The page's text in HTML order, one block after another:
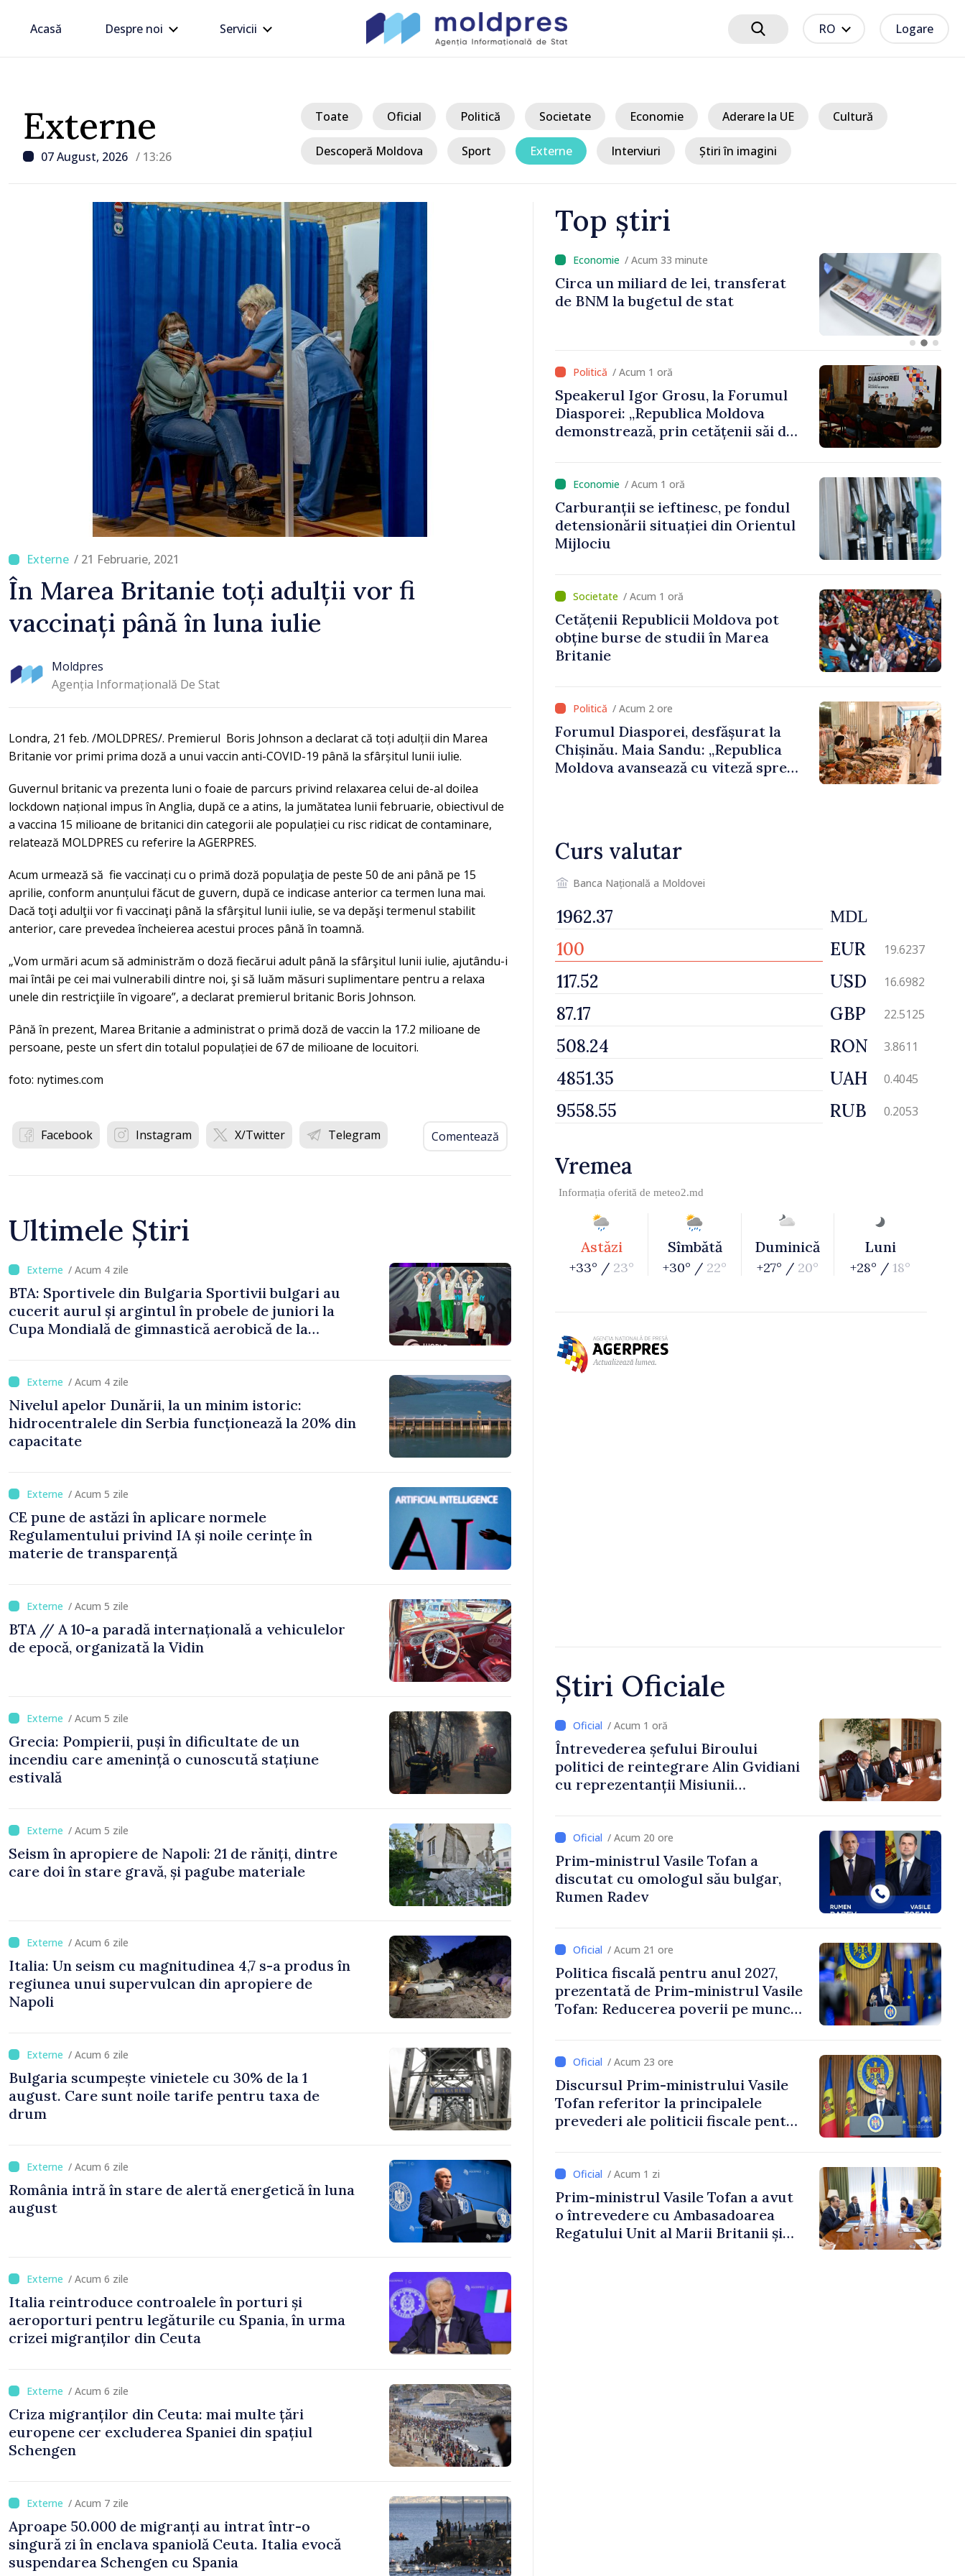
Acasă Despre noi Servicii RO Logare
Externe
07 August, 2026 / 13:26
Toate Oficial Politică Societate Economie Aderare la UE Cultură
Descoperă Moldova Sport Externe Interviuri Știri în imagini
/ 21 Februarie, 2021
În Marea Britanie toți adulții vor fi
vaccinați până în luna iulie
Moldpres
Agenția Informațională De Stat
Londra, 21 feb. /MOLDPRES/. Premierul Boris Johnson a declarat că toți adulții din Marea
Britanie vor primi prima doză a unui vaccin anti-COVID-19 până la sfârșitul lunii iulie.
Guvernul britanic va prezenta luni o foaie de parcurs privind relaxarea celui de-al doilea
lockdown național impus în Anglia, după ce a atins, la jumătatea lunii februarie, obiectivul de
a vaccina 15 milioane de britanici din categorii ale populației cu risc ridicat de contaminare,
relatează MOLDPRES cu referire la AGERPRES.
Acum urmează să fie vaccinați cu o primă doză populaţia de peste 50 de ani până pe 15
aprilie, conform anunțului făcut de guvern, după ce indicase anterior ca termen luna mai.
Dacă toţi adulţii vor fi vaccinaţi până la sfârşitul lunii iulie, se va depăşi termenul stabilit
anterior, care prevedea încheierea acestui proces până în toamnă.
„Vom urmări acum să administrăm o doză fiecărui adult până la sfârşitul lunii iulie, ajutându-i
mai întâi pe cei mai vulnerabili dintre noi, şi să luăm măsuri suplimentare pentru a relaxa
unele din restricţiile în vigoare”, a declarat premierul britanic Boris Johnson.
Până în prezent, Marea Britanie a administrat o primă doză de vaccin la 17.2 milioane de
persoane, peste un sfert din totalul populației de 67 de milioane de locuitori.
foto: nytimes.com
Facebook Instagram X/Twitter Telegram Comentează
Ultimele Știri
/ Acum 4 zile
BTA: Sportivele din Bulgaria Sportivii bulgari au
cucerit aurul și argintul în probele de juniori la
Cupa Mondială de gimnastică aerobică de la
/ Acum 4 zile
Nivelul apelor Dunării, la un minim istoric:
hidrocentralele din Serbia funcționează la 20% din
capacitate
/ Acum 5 zile
CE pune de astăzi în aplicare normele
Regulamentului privind IA și noile cerințe în
materie de transparență
/ Acum 5 zile
BTA // A 10-a paradă internațională a vehiculelor
de epocă, organizată la Vidin
/ Acum 5 zile
Grecia: Pompierii, puși în dificultate de un
incendiu care amenință o cunoscută stațiune
estivală
/ Acum 5 zile
Seism în apropiere de Napoli: 21 de răniți, dintre
care doi în stare gravă, și pagube materiale
/ Acum 6 zile
Italia: Un seism cu magnitudinea 4,7 s-a produs în
regiunea unui supervulcan din apropiere de
Napoli
/ Acum 6 zile
Bulgaria scumpește vinietele cu 30% de la 1
august. Care sunt noile tarife pentru taxa de
drum
/ Acum 6 zile
România intră în stare de alertă energetică în luna
august
/ Acum 6 zile
Italia reintroduce controalele în porturi și
aeroporturi pentru legăturile cu Spania, în urma
crizei migranților din Ceuta
/ Acum 6 zile
Criza migranților din Ceuta: mai multe țări
europene cer excluderea Spaniei din spațiul
Schengen
/ Acum 7 zile
Aproape 50.000 de migranți au intrat într-o
singură zi în enclava spaniolă Ceuta. Italia evocă
suspendarea Schengen cu Spania
Top știri
/ Acum 33 minute
Circa un miliard de lei, transferat
de BNM la bugetul de stat
/ Acum 39 minute
Ultimele baraje antipoluare au fost
demontate de pe Nistru după
/ Acum 1 oră
Speakerul Igor Grosu, la Forumul
Diasporei: „Republica Moldova
demonstrează, prin cetățenii săi de
europene”/ Acum 1 oră
Carburanții se ieftinesc, pe fondul
detensionării situației din Orientul
Mijlociu
/ Acum 1 oră
Cetățenii Republicii Moldova pot
obține burse de studii în Marea
Britanie
/ Acum 2 ore
Forumul Diasporei, desfășurat la
Chișinău. Maia Sandu: „Republica
Moldova avansează cu viteză spre
Curs valutar
Banca Națională a Moldovei
MDL
EUR 19.6237
USD 16.6982
GBP 22.5125
RON 3.8611
UAH 0.4045
RUB 0.2053
Vremea
Informația oferită de meteo2.md
Astăzi
+33° / 23°
Sîmbătă
+30° / 22°
Duminică
+27° / 20°
Luni
+28° / 18°
Știri Oficiale
/ Acum 1 oră
Întrevederea șefului Biroului
politici de reintegrare Alin Gvidiani
cu reprezentanții Misiunii
/ Acum 20 ore
Prim-ministrul Vasile Tofan a
discutat cu omologul său bulgar,
Rumen Radev
/ Acum 21 ore
Politica fiscală pentru anul 2027,
prezentată de Prim-ministrul Vasile
Tofan: Reducerea poverii pe muncă,
/ Acum 23 ore
Discursul Prim-ministrului Vasile
Tofan referitor la principalele
prevederi ale politicii fiscale pentru
/ Acum 1 zi
Prim-ministrul Vasile Tofan a avut
o întrevedere cu Ambasadoarea
Regatului Unit al Marii Britanii și